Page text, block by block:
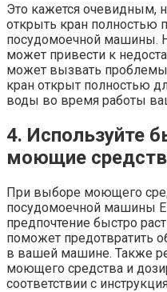
Это кажется очевидным,
открыть кран полностью
посудомоечной машины.
может привести к
может вызвать проблемы
кран открыт полностью
воды во время работы
4. Используйте
моющие
При выборе моющего
посудомоечной машины
предпочтение быстро
поможет предотвратить
в вашей машине. Также
моющего средства и
соответствии с